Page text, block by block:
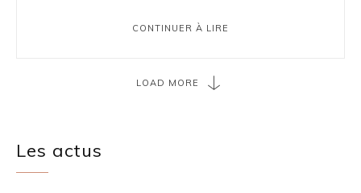
CONTINUER À LIRE
LOAD MORE
Les actus